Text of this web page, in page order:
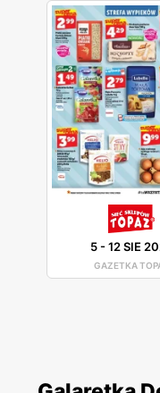
5-12 SIE
GAZETKA